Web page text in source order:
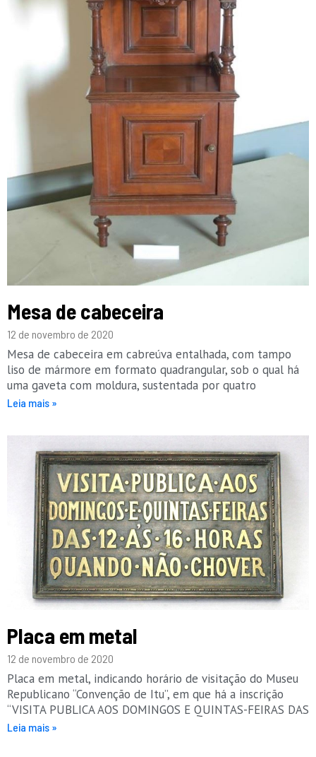
Mesa de cabeceira
12 de novembro de 2020
Mesa de cabeceira em cabreúva entalhada, com tampo
liso de mármore em formato quadrangular, sob o qual há
uma gaveta com moldura, sustentada por quatro
Leia mais »
Placa em metal
12 de novembro de 2020
Placa em metal, indicando horário de visitação do Museu
Republicano “Convenção de Itu”, em que há a inscrição
“VISITA PUBLICA AOS DOMINGOS E QUINTAS-FEIRAS DAS
Leia mais »